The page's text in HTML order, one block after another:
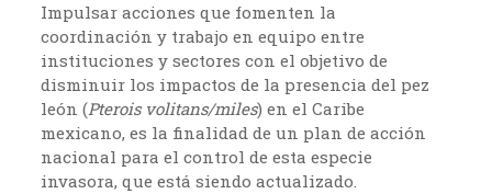
Impulsar acciones que fomenten la
coordinación y trabajo en equipo entre
instituciones y sectores con el objetivo de
disminuir los impactos de la presencia del pez
león (Pterois volitans/miles) en el Caribe
mexicano, es la finalidad de un plan de acción
nacional para el control de esta especie
invasora, que está siendo actualizado.